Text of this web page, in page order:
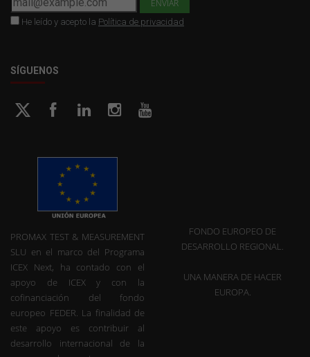
He leído y acepto la Política de privacidad
SÍGUENOS
PROMAX TEST & MEASUREMENT
SLU en el marco del Programa
ICEX Next, ha contado con el
apoyo de ICEX y con la
cofinanciación del fondo
europeo FEDER. La finalidad de
este apoyo es contribuir al
desarrollo internacional de la
FONDO EUROPEO DE
DESARROLLO REGIONAL.
UNA MANERA DE HACER
EUROPA.